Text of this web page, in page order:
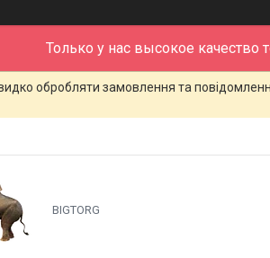
Только у нас высокое качество
обробляти замовлення та
BIGTORG